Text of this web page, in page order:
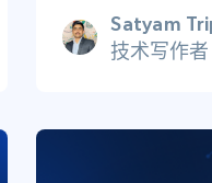
Satyam
技术写作者